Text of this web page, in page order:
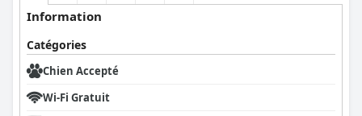
Information
Catégories
Chien Accepté
Wi-Fi Gratuit